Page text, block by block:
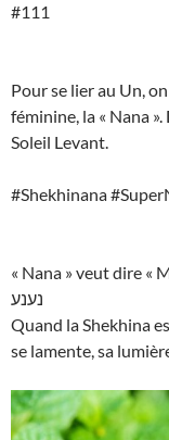
#111
Pour se lier au Un,
féminine, la « Nana ».
Soleil Levant.
#Shekhinana
« Nana » veut dire «
נענע
Quand la Shekhina
se lamente, sa